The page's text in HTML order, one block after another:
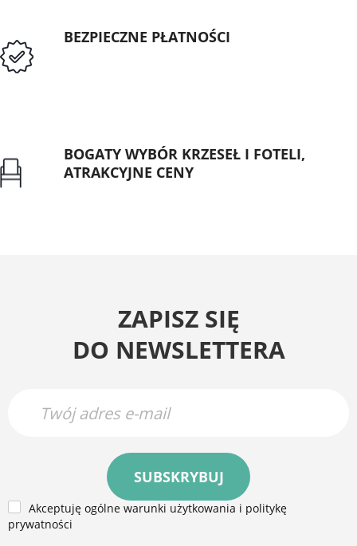
BEZPIECZNE PŁATNOŚCI
BOGATY WYBÓR KRZESEŁ I FOTELI,
ATRAKCYJNE CENY
ZAPISZ SIĘ
DO NEWSLETTERA
SUBSKRYBUJ
Akceptuję ogólne warunki użytkowania i politykę
prywatności